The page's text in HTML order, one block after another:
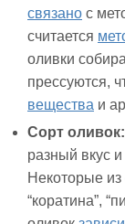
связано с
считается
оливки
прессуются,
вещества и
Сорт оливок:
разный вкус
Некоторые
“коратина”,